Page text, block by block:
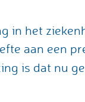
in het
aan een
is dat nu